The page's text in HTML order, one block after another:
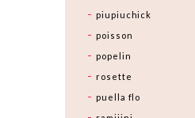
piupiuchick
poisson
popelin
rosette
puella flo